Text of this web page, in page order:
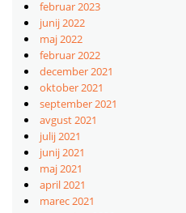
februar 2023
junij 2022
maj 2022
februar 2022
december 2021
oktober 2021
september 2021
avgust 2021
julij 2021
junij 2021
maj 2021
april 2021
marec 2021